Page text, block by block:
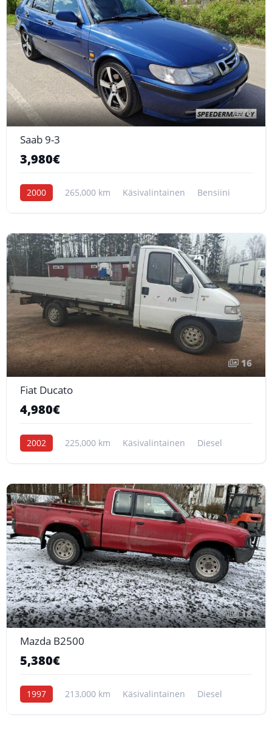
6
Saab 9-3
3,980€
2000 265,000 km Käsivalintainen Bensiini
16
Fiat Ducato
4,980€
2002 225,000 km Käsivalintainen Diesel
18
Mazda B2500
5,380€
1997 213,000 km Käsivalintainen Diesel